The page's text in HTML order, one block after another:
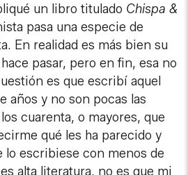
un libro titulado Chispa &
pasa una especie de
En realidad es más bien su
pasar, pero en fin, esa no
es que escribí aquel
años y no son pocas las
cuarenta, o mayores, que
qué les ha parecido y
lo escribiese con menos de
alta literatura, no es que mi